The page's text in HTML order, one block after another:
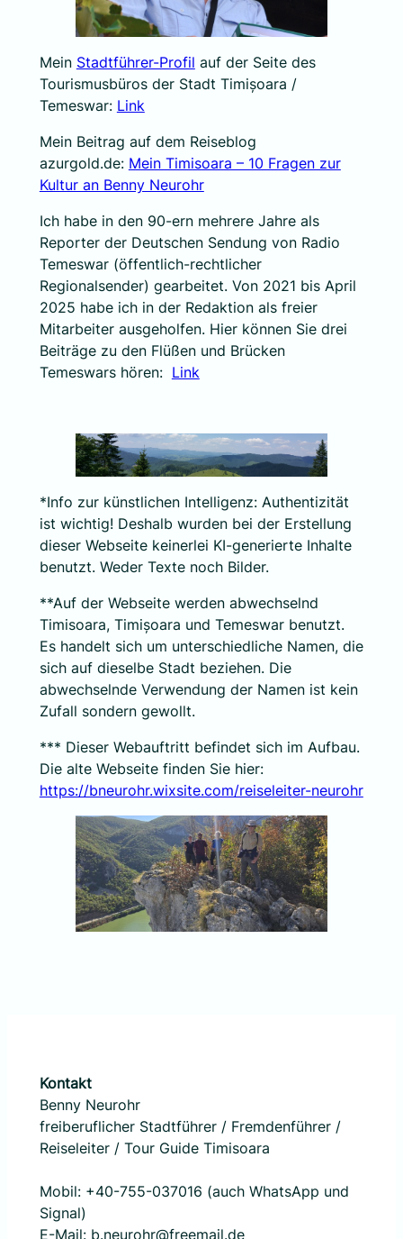
​Mein Stadtführer-Profil auf der Seite des
Tourismusbüros der Stadt Timișoara /
Temeswar: Link
Mein Beitrag auf dem Reiseblog
azurgold.de: Mein Timisoara – 10 Fragen zur
Kultur an Benny Neurohr
Ich habe in den 90-ern mehrere Jahre als
Reporter der Deutschen Sendung von Radio
Temeswar (öffentlich-rechtlicher
Regionalsender) gearbeitet. Von 2021 bis April
2025 habe ich in der Redaktion als freier
Mitarbeiter ausgeholfen. Hier können Sie drei
Beiträge zu den Flüßen und Brücken
Temeswars hören: Link
*Info zur künstlichen Intelligenz: Authentizität
ist wichtig! Deshalb wurden bei der Erstellung
dieser Webseite keinerlei KI-generierte Inhalte
benutzt. Weder Texte noch Bilder.
**Auf der Webseite werden abwechselnd
Timisoara, Timișoara und Temeswar benutzt.
Es handelt sich um unterschiedliche Namen, die
sich auf dieselbe Stadt beziehen. Die
abwechselnde Verwendung der Namen ist kein
Zufall sondern gewollt.
*** Dieser Webauftritt befindet sich im Aufbau.
Die alte Webseite finden Sie hier:
https://bneurohr.wixsite.com/reiseleiter-neurohr
Kontakt
Benny Neurohr
freiberuflicher Stadtführer / Fremdenführer /
Reiseleiter / Tour Guide Timisoara
Mobil: +40-755-037016 (auch WhatsApp und
Signal)
E-Mail: b.neurohr@freemail.de